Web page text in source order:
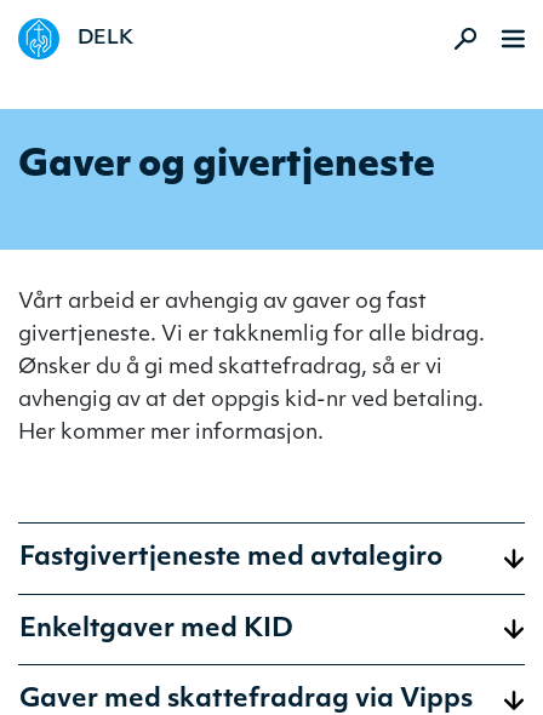
DELK
Gaver og givertjeneste
Vårt arbeid er avhengig av gaver og fast
givertjeneste. Vi er takknemlig for alle bidrag.
Ønsker du å gi med skattefradrag, så er vi
avhengig av at det oppgis kid-nr ved betaling.
Her kommer mer informasjon.
Fastgivertjeneste med avtalegiro
Enkeltgaver med KID
Gaver med skattefradrag via Vipps